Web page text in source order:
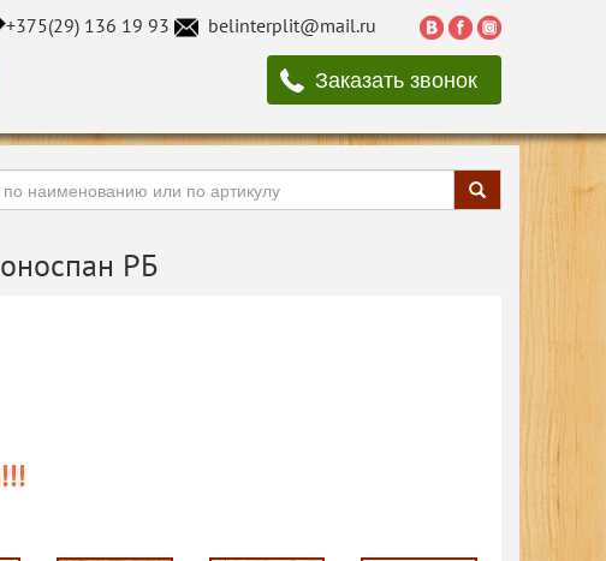
+375(29) 136 19 93 belinterplit@mail.ru
Заказать звонок
РБ